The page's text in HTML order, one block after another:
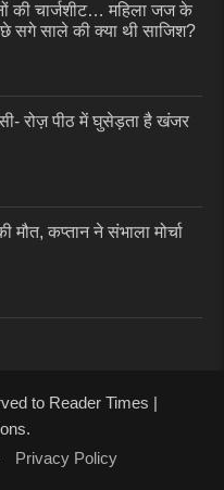
की चार्जशीट… महिला जज के
सगे साले की क्या थी साजिश?
रोज़ पीठ में घुसेड़ता है खंजर
मौत, कप्तान ने संभाला मोर्चा
to Reader Times |
Privacy Policy